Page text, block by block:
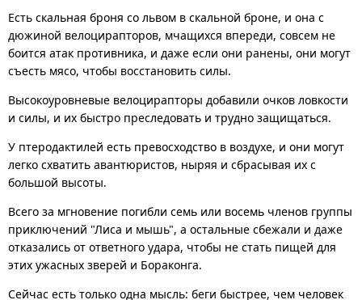
Есть скальная броня со львом в скальной броне, и она с
дюжиной велоцирапторов, мчащихся впереди, совсем не
боится атак противника, и даже если они ранены, они могут
съесть мясо, чтобы восстановить силы.
Высокоуровневые велоцирапторы добавили очков ловкости
и силы, и их быстро преследовать и трудно защищаться.
У птеродактилей есть превосходство в воздухе, и они могут
легко схватить авантюристов, ныряя и сбрасывая их с
большой высоты.
Всего за мгновение погибли семь или восемь членов группы
приключений "Лиса и мышь", а остальные сбежали и даже
отказались от ответного удара, чтобы не стать пищей для
этих ужасных зверей и Бораконга.
Сейчас есть только одна мысль: беги быстрее, чем человек